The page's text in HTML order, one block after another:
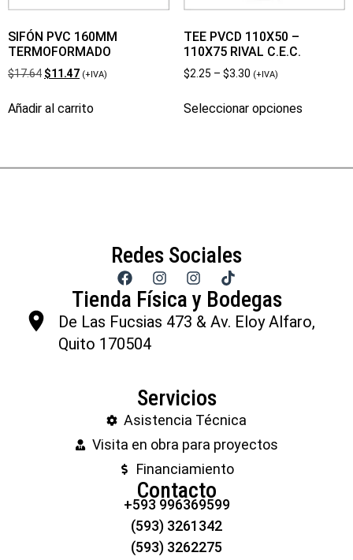
SIFÓN PVC 160MM
TERMOFORMADO
$17.64 $11.47 (+IVA)
Añadir al carrito
TEE PVCD 110X50 –
110X75 RIVAL C.E.C.
$2.25 – $3.30 (+IVA)
Seleccionar opciones
Redes Sociales
Tienda Física y Bodegas
De Las Fucsias 473 & Av. Eloy Alfaro,
Quito 170504
Servicios
Asistencia Técnica
Visita en obra para proyectos
Financiamiento
Contacto
+593 996369599
(593) 3261342
(593) 3262275